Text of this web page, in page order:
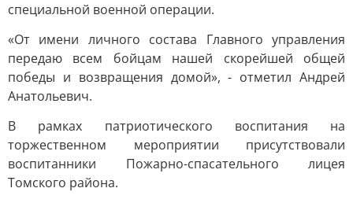
специальной военной операции.
«От имени личного состава Главного управления
передаю всем бойцам нашей скорейшей общей
победы и возвращения домой», - отметил Андрей
Анатольевич.
В рамках патриотического воспитания на
торжественном мероприятии присутствовали
воспитанники Пожарно-спасательного лицея
Томского района.